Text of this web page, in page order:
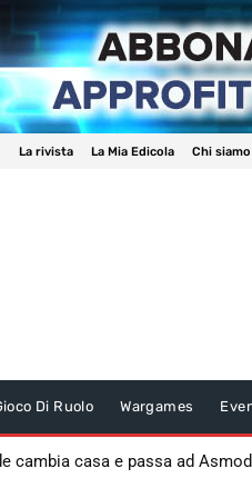
La rivista La Mia Edicola Chi siamo
Di Ruolo Wargames
cambia casa e passa ad